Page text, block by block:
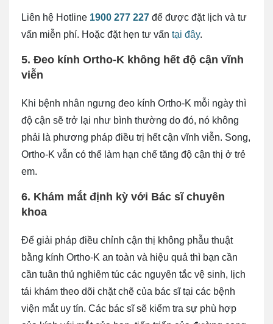
Liên hệ Hotline 1900 277 227 để được đặt lịch và tư
vấn miễn phí. Hoặc đặt hẹn tư vấn tại đây.
5. Đeo kính Ortho-K không hết độ cận vĩnh
viễn
Khi bệnh nhân ngưng đeo kính Ortho-K mỗi ngày thì
độ cận sẽ trở lại như bình thường do đó, nó không
phải là phương pháp điều trị hết cận vĩnh viễn. Song,
Ortho-K vẫn có thể làm hạn chế tăng độ cận thị ở trẻ
em.
6. Khám mắt định kỳ với Bác sĩ chuyên
khoa
Để giải pháp điều chỉnh cận thị không phẫu thuật
bằng kính Ortho-K an toàn và hiệu quả thì bạn cần
cần tuân thủ nghiêm túc các nguyên tắc vệ sinh, lịch
tái khám theo dõi chặt chẽ của bác sĩ tại các bệnh
viện mắt uy tín. Các bác sĩ sẽ kiểm tra sự phù hợp